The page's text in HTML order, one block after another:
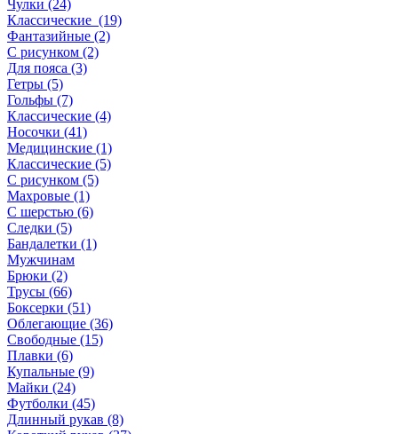
Чулки (24)
Классические (19)
Фантазийные (2)
С рисунком (2)
Для пояса (3)
Гетры (5)
Гольфы (7)
Классические (4)
Носочки (41)
Медицинские (1)
Классические (5)
С рисунком (5)
Махровые (1)
С шерстью (6)
Следки (5)
Бандалетки (1)
Мужчинам
Брюки (2)
Трусы (66)
Боксерки (51)
Облегающие (36)
Свободные (15)
Плавки (6)
Купальные (9)
Майки (24)
Футболки (45)
Длинный рукав (8)